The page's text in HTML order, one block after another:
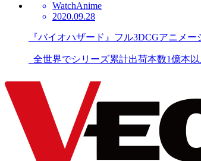
WatchAnime
2020.09.28
『バイオハザード』フル3DCGアニメ
全世界でシリーズ累計出荷本数1億本